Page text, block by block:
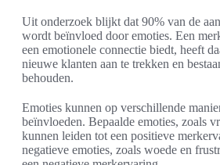
Uit onderzoek blijkt dat 90% van de
wordt beïnvloed door emoties. Een
een emotionele connectie biedt, heeft
nieuwe klanten aan te trekken en
behouden.
Emoties kunnen op verschillende
beïnvloeden. Bepaalde emoties, zoals
kunnen leiden tot een positieve
negatieve emoties, zoals woede en